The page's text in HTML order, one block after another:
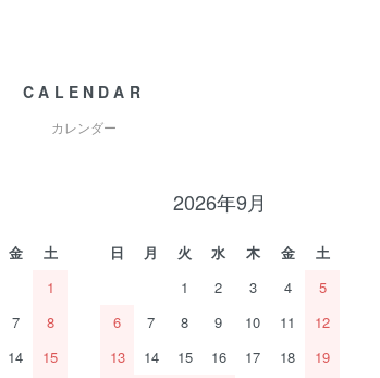
CALENDAR
カレンダー
金
土
1
7
8
14
15
2026年9月
日 月 火 水 木 金
土
1
2 3 4
5
6
7 8 9 10 11
12
13
14 15 16 17 18
19